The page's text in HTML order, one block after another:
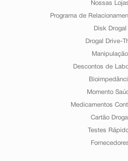
Nossas
Programa de
Disk Drogal
Drogal Drive-
Manipulação
Descontos de
Momento
Medicamentos
Cartão Drogal
Testes